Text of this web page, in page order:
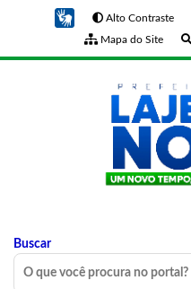
Alto Contraste
Mapa do Site
Buscar